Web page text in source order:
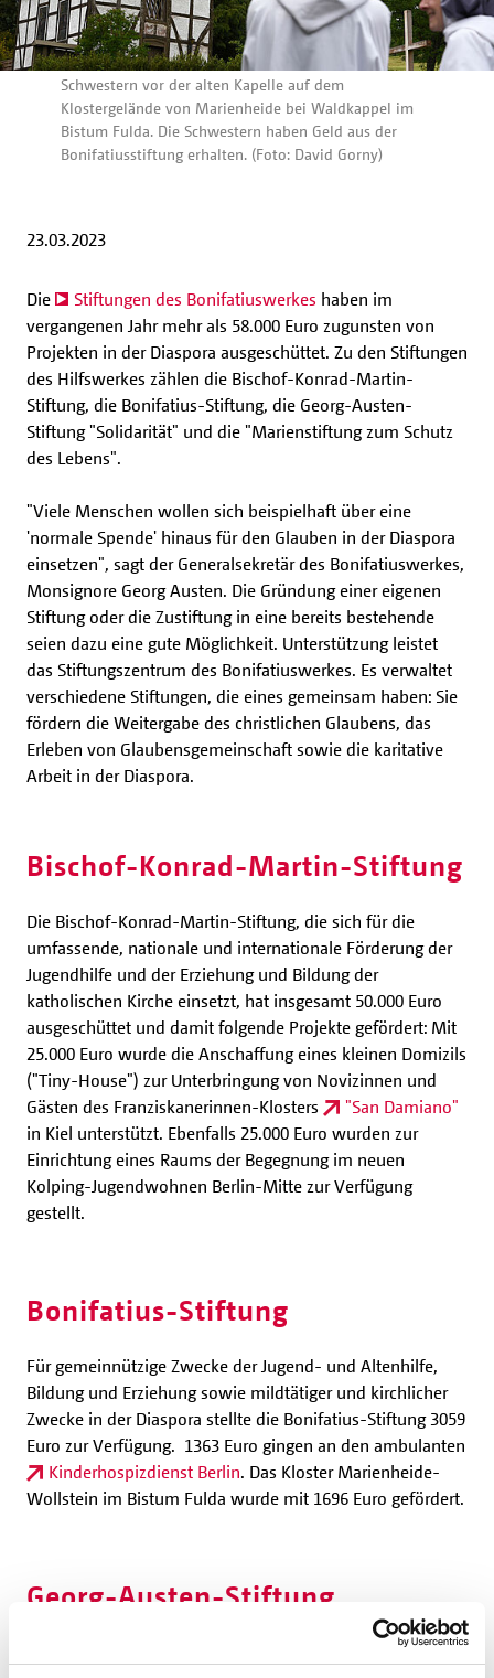
Schwestern vor der alten Kapelle auf dem
Klostergelände von Marienheide bei Waldkappel im
Bistum Fulda. Die Schwestern haben Geld aus der
Bonifatiusstiftung erhalten. (Foto: David Gorny)
23.03.2023
Die Stiftungen des Bonifatiuswerkes haben im
vergangenen Jahr mehr als 58.000 Euro zugunsten von
Projekten in der Diaspora ausgeschüttet. Zu den Stiftungen
des Hilfswerkes zählen die Bischof-Konrad-Martin-
Stiftung, die Bonifatius-Stiftung, die Georg-Austen-
Stiftung "Solidarität" und die "Marienstiftung zum Schutz
des Lebens".
"Viele Menschen wollen sich beispielhaft über eine
'normale Spende' hinaus für den Glauben in der Diaspora
einsetzen", sagt der Generalsekretär des Bonifatiuswerkes,
Monsignore Georg Austen. Die Gründung einer eigenen
Stiftung oder die Zustiftung in eine bereits bestehende
seien dazu eine gute Möglichkeit. Unterstützung leistet
das Stiftungszentrum des Bonifatiuswerkes. Es verwaltet
verschiedene Stiftungen, die eines gemeinsam haben: Sie
fördern die Weitergabe des christlichen Glaubens, das
Erleben von Glaubensgemeinschaft sowie die karitative
Arbeit in der Diaspora.
Bischof-Konrad-Martin-Stiftung
Die Bischof-Konrad-Martin-Stiftung, die sich für die
umfassende, nationale und internationale Förderung der
Jugendhilfe und der Erziehung und Bildung der
katholischen Kirche einsetzt, hat insgesamt 50.000 Euro
ausgeschüttet und damit folgende Projekte gefördert: Mit
25.000 Euro wurde die Anschaffung eines kleinen Domizils
("Tiny-House") zur Unterbringung von Novizinnen und
Gästen des Franziskanerinnen-Klosters
"San Damiano"
in Kiel unterstützt. Ebenfalls 25.000 Euro wurden zur
Einrichtung eines Raums der Begegnung im neuen
Kolping-Jugendwohnen Berlin-Mitte zur Verfügung
gestellt.
Bonifatius-Stiftung
Für gemeinnützige Zwecke der Jugend- und Altenhilfe,
Bildung und Erziehung sowie mildtätiger und kirchlicher
Zwecke in der Diaspora stellte die Bonifatius-Stiftung 3059
Euro zur Verfügung. 1363 Euro gingen an den ambulanten
Kinderhospizdienst Berlin. Das Kloster Marienheide-
Wollstein im Bistum Fulda wurde mit 1696 Euro gefördert.
Georg-Austen-Stiftung